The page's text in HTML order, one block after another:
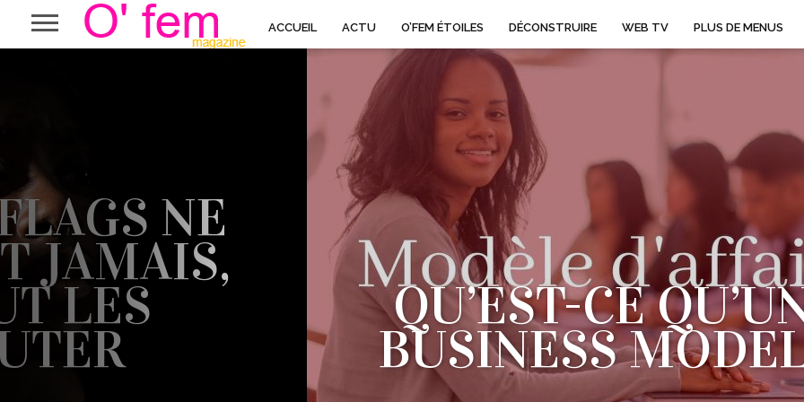
ACCUEIL ACTU O’FEM ÉTOILES DÉCONSTRUIRE WEB TV PLUS DE MENUS
QU’EST-CE
BUSINESS
LE BUSINESS MODEL (OU MODÈLE D’AFFAIRES / MODÈLE
NE
JAMAIS,
LES